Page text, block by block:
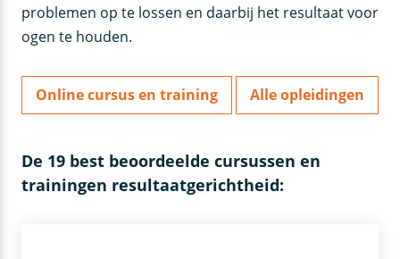
problemen op te lossen en daarbij het resultaat voor
ogen te houden.
Online cursus en training Alle opleidingen
De 19 best beoordeelde cursussen en
trainingen resultaatgerichtheid: